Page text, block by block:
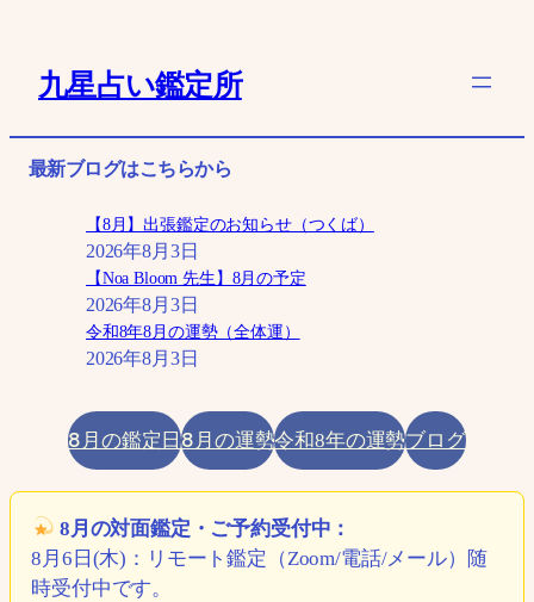
キ
九星占い鑑定所
最新ブログはこちらから
【8月】出張鑑定のお知らせ（つくば）
2026年8月3日
【Noa Bloom 先生】8月の予定
2026年8月3日
令和8年8月の運勢（全体運）
2026年8月3日
8月の鑑定日8月の運勢令和8年の運勢ブログ
8月の対面鑑定・ご予約受付中：
8月6日(木)：リモート鑑定（Zoom/電話/メール）随
時受付中です。